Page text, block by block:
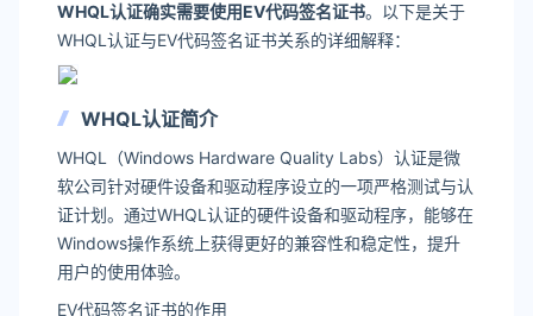
WHQL认证确实需要使用EV代码签名证书。以下是关于
WHQL认证与EV代码签名证书关系的详细解释：
WHQL认证简介
WHQL（Windows Hardware Quality Labs）认证是微
软公司针对硬件设备和驱动程序设立的一项严格测试与认
证计划。通过WHQL认证的硬件设备和驱动程序，能够在
Windows操作系统上获得更好的兼容性和稳定性，提升
用户的使用体验。
EV代码签名证书的作用